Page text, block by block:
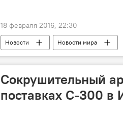
18 февраля 2016, 22:30
Новости Новости мира
Сокрушительный
поставках С-300 в